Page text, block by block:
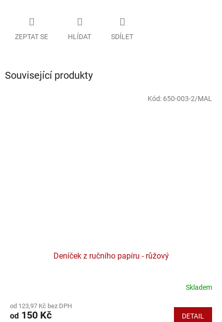
ZEPTAT SE HLÍDAT SDÍLET
Související produkty
Deníček z ručního papíru - růžový
Skladem
od 123,97 Kč bez DPH
od 150 Kč DETAIL
Kód: 650-003-2/MAL